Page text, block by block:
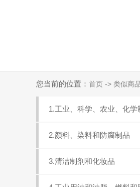
您当前的位置： 首页 -> 类似商
1.工业、科学、农业、化学
2.颜料、染料和防腐制品
3.清洁制剂和化妆品